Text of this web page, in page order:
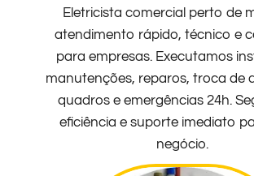
Eletricista comercial perto de
atendimento rápido, técnico e
para empresas. Executamos
manutenções, reparos, troca de
quadros e emergências 24h.
eficiência e suporte imediato
negócio.